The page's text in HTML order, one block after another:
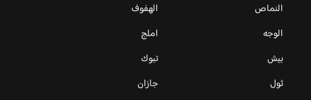
النماص
الهفوف
الوجه
املج
بيش
تبوك
ثول
جازان